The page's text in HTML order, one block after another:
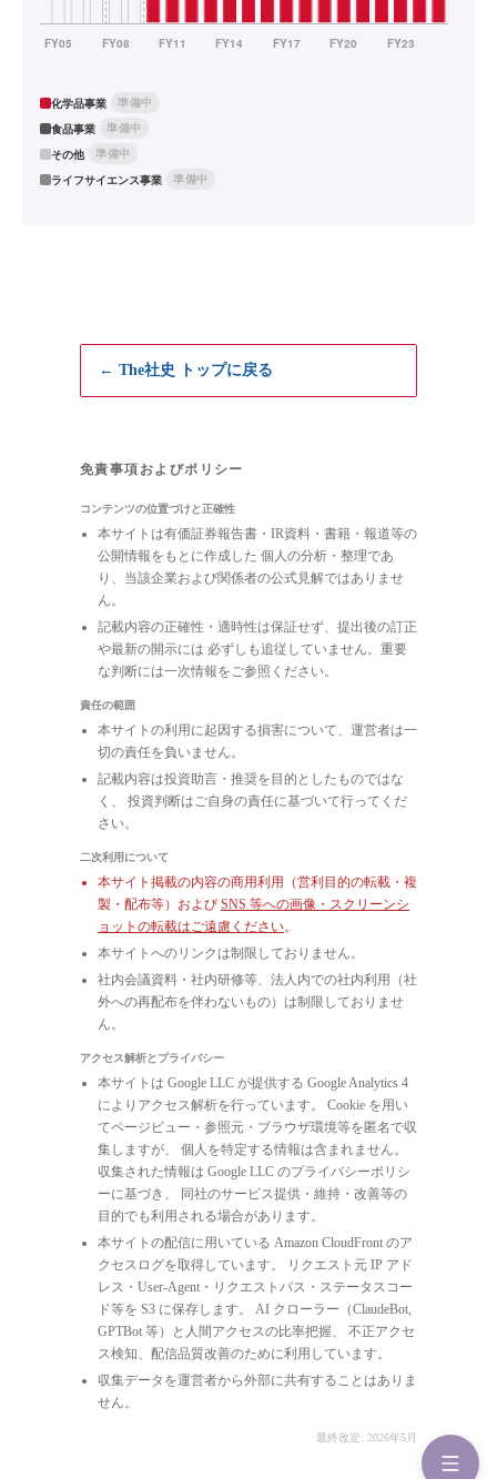
化学品事業
準備中
食品事業
準備中
その他
準備中
ライフサイエンス事業
準備中
← The社史 トップに戻る
免責事項およびポリシー
コンテンツの位置づけと正確性
本サイトは有価証券報告書・IR資料・書籍・報道等の
公開情報をもとに作成した 個人の分析・整理であ
り、当該企業および関係者の公式見解ではありませ
ん。
記載内容の正確性・適時性は保証せず、提出後の訂正
や最新の開示には 必ずしも追従していません。重要
な判断には一次情報をご参照ください。
責任の範囲
本サイトの利用に起因する損害について、運営者は一
切の責任を負いません。
記載内容は投資助言・推奨を目的としたものではな
く、 投資判断はご自身の責任に基づいて行ってくだ
さい。
二次利用について
本サイト掲載の内容の商用利用（営利目的の転載・複
製・配布等）および SNS 等への画像・スクリーンシ
ョットの転載はご遠慮ください。
本サイトへのリンクは制限しておりません。
社内会議資料・社内研修等、法人内での社内利用（社
外への再配布を伴わないもの）は制限しておりませ
ん。
アクセス解析とプライバシー
本サイトは Google LLC が提供する Google Analytics 4
によりアクセス解析を行っています。 Cookie を用い
てページビュー・参照元・ブラウザ環境等を匿名で収
集しますが、 個人を特定する情報は含まれません。
収集された情報は Google LLC のプライバシーポリシ
ーに基づき、 同社のサービス提供・維持・改善等の
目的でも利用される場合があります。
本サイトの配信に用いている Amazon CloudFront のア
クセスログを取得しています。 リクエスト元 IP アド
レス・User-Agent・リクエストパス・ステータスコー
ド等を S3 に保存します。 AI クローラー（ClaudeBot,
GPTBot 等）と人間アクセスの比率把握、 不正アクセ
ス検知、配信品質改善のために利用しています。
収集データを運営者から外部に共有することはありま
せん。
最終改定: 2026年5月